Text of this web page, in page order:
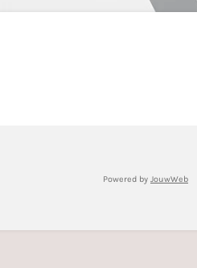
Powered by JouwWeb